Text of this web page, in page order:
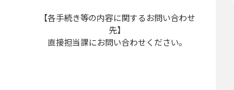
【各手続き等の内容に関するお問い合わせ
先】
直接担当課にお問い合わせください。